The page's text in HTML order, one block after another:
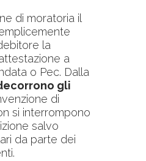
di moratoria il
la
a
o Pec. Dalla
gli
di
si interrompono
salvo
da parte dei